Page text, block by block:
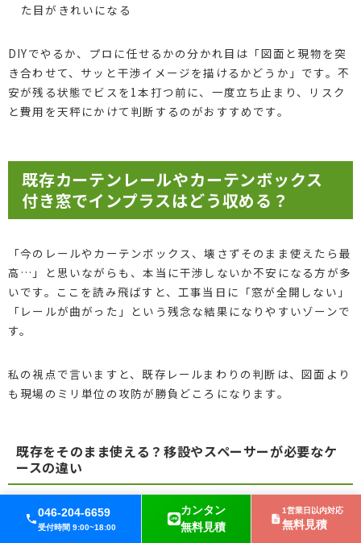
046-204-6659
受付時間 9:00~18:00
カンタン
無料見積
1営業日以内対応
無料見積
た目がきれいになる
DIYでやるか、プロに任せるかの分かれ目は「図面と現物を突
き合わせて、サッと干渉イメージを描けるかどうか」です。不
安が残る状態でビスを1本打つ前に、一度立ち止まり、リスク
と費用を天秤にかけて判断するのがおすすめです。
既存カーテンレールやカーテンボックス
付き窓でインプラスはどう収める？
「今のレールやカーテンボックス、壊さずそのまま使えたら最
高…」と思いながらも、本当に干渉しないか不安になる方が多
いです。ここを読み飛ばすと、工事当日に「窓が全開しない」
「レールが曲がった」という残念な結果になりやすいゾーンで
す。
私の視点で言いますと、既存レールまわりの判断は、図面より
も現場のミリ単位の攻防が勝負どころになります。
既存をそのまま使える？移設やスペーサーが必要なケ
ースの違い
ポイントは「外窓サッシから室内側までの寸法」と「レール位
置」です。ざっくり見分ける基準は次の通りです。